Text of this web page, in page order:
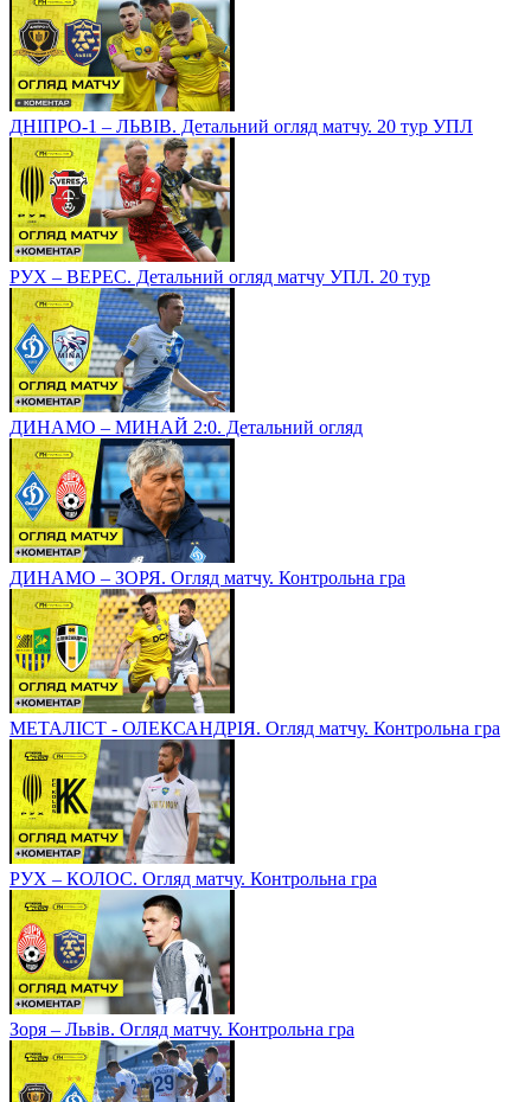
ДНІПРО-1 – ЛЬВІВ. Детальний огляд матчу. 20 тур УПЛ
РУХ – ВЕРЕС. Детальний огляд матчу УПЛ. 20 тур
ДИНАМО – МИНАЙ 2:0. Детальний огляд
ДИНАМО – ЗОРЯ. Огляд матчу. Контрольна гра
МЕТАЛІСТ - ОЛЕКСАНДРІЯ. Огляд матчу. Контрольна гра
РУХ – КОЛОС. Огляд матчу. Контрольна гра
Зоря – Львів. Огляд матчу. Контрольна гра